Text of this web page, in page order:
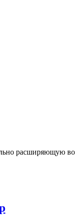
расширяющую